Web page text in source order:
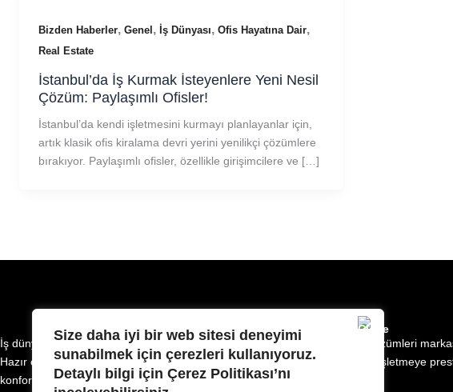
Size daha iyi bir web sitesi deneyimi
sunabilmek için çerezleri kullanıyoruz.
Detaylı bilgi için Çerez Politikası’nı
Bizden Haberler, Genel , İş Dünyası, Ofis Hayatına Dair,
Real Estate
İstanbul’da İş Kurmak İsteyenlere Yeni Nesil
Çözüm: Paylaşımlı Ofisler!
İstanbul’da kendi işletmesini kurmayı planlayanlar için,
artık klasik ofis kiralama devri yerini yenilikçi çözümlere
bırakıyor. Paylaşımlı ofisler, özellikle girişimcilere ve […]
İş dünyasının beklentilerini en üst seviyede karşılayan lüks ve esnek ofis çözümleri
Hazır ofis, coworking, sanal ofis ve esnek ofis seçenekleriyle, her ölçekteki işletmeye
konforlu ve verimli bir çalışma ortamı sunar.